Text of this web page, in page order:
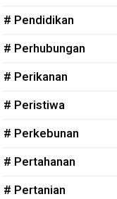
# Pendidikan
# Perhubungan
# Perikanan
# Peristiwa
# Perkebunan
# Pertahanan
# Pertanian